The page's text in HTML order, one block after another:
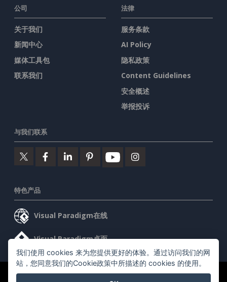
公司
关于我们
新闻中心
媒体工具包
联系我们
法律
服务条款
AI Policy
隐私政策
Content Guidelines
安全概述
举报投诉
与我们联系
特色产品
Visual Paradigm在线
Visual Paradigm桌面
©2026 by Visual Paradigm. 版权所有。
我们使用 cookies 来为您提供更好的体验。通过访问我们的网
站，您同意我们的Cookie政策中所描述的 cookies 的使用。